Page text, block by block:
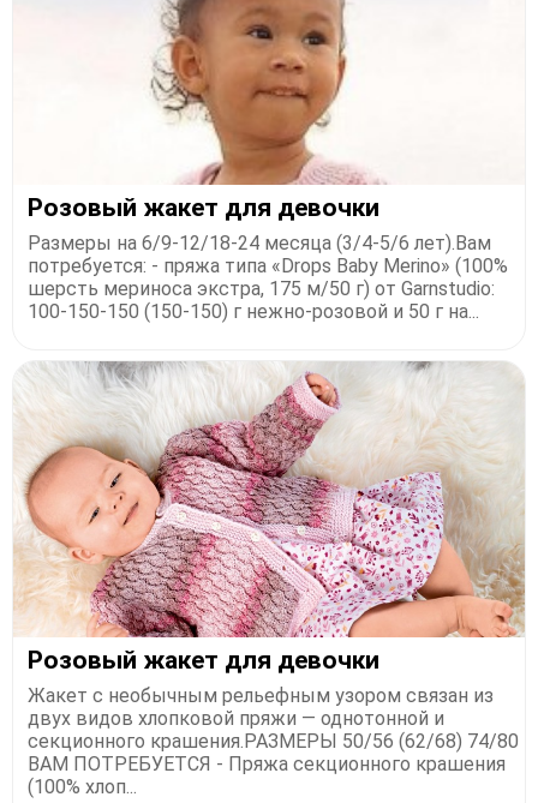
​Розовый жакет для девочки
Размеры на 6/9-12/18-24 месяца (3/4-5/6 лет).Вам
потребуется: - пряжа типа «Drops Baby Merino» (100%
шерсть мериноса экстра, 175 м/50 г) от Garnstudio:
100-150-150 (150-150) г нежно-розовой и 50 г на...
Розовый жакет для девочки
Жакет с необычным рельефным узором связан из
двух видов хлопковой пряжи — однотонной и
секционного крашения.РАЗМЕРЫ 50/56 (62/68) 74/80
ВАМ ПОТРЕБУЕТСЯ - Пряжа секционного крашения
(100% хлоп...